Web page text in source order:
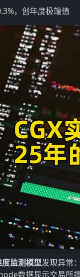
，创年度极端值
度监测模型发现异常
数据显示交易所